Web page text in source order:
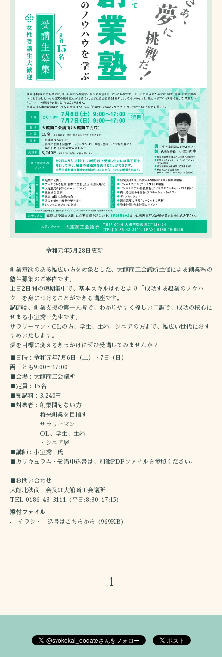
令和元年5月28日更新
創業意欲のある幅広い方を対象とした、大館商工会議所主催による創業塾の
塾生募集のご案内です。
土日2日間の短期集中で、基本スキルはもとより「成功する起業のノウハ
ウ」を身につけることができる講座です。
講師は、創業支援の第一人者で、わかりやすく優しい口調で、成功の核心に
せまる小室秀幸先生です。
サラリーマン・OLの方、学生、主婦、シニアの方まで、幅広い世代におす
すめいたします。
夢を目標に変えるきっかけにぜひ受講してみませんか？
■日時：令和元年7月6日（土）・7日（日）
両日とも9:00～17:00
■会場：大館商工会議所
■定員：15名
■受講料：3,240円
■対象者：創業間もない方
将来創業を目指す
サラリーマン
OL、学生、主婦
・シニア層
■講師：小室秀幸氏
■カリキュラム・受講申込書は、別添PDFファイルを参照ください。
■お問い合わせ
大館北秋商工会又は大館商工会議所
TEL 0186-43-3111 (平日:8:30-17:15)
添付ファイル
チラシ・申込書はこちらから
(969KB)
1